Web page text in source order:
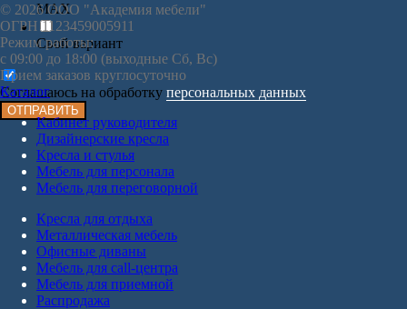
MAX
Свой вариант
Соглашаюсь на обработку персональных данных
ОТПРАВИТЬ
© 2026 ООО "Академия мебели"
ОГРН 1123459005911
Режим работы:
с 09:00 до 18:00 (выходные Сб, Вс)
Прием заказов круглосуточно
Каталог
Кабинет руководителя
Дизайнерские кресла
Кресла и стулья
Мебель для персонала
Мебель для переговорной
Кресла для отдыха
Металлическая мебель
Офисные диваны
Мебель для call-центра
Мебель для приемной
Распродажа